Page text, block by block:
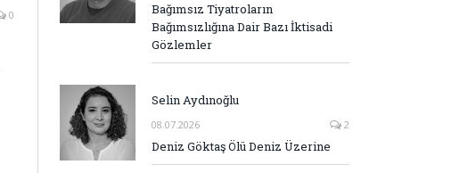
0
Bağımsız Tiyatroların
Bağımsızlığına Dair Bazı İktisadi
Gözlemler
Selin Aydınoğlu
08.07.2026 2
Deniz Göktaş Ölü Deniz Üzerine